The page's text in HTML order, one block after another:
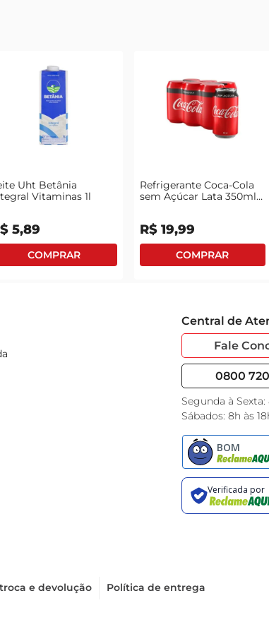
Uht Betânia
Vitaminas 1l
5,89
Refrigerante Coca-Cola
sem Açúcar Lata 350ml
R$ 19,99
Central de
Fale
0800 720
Segunda à
Sábados: 8h às
e devolução Política de entrega